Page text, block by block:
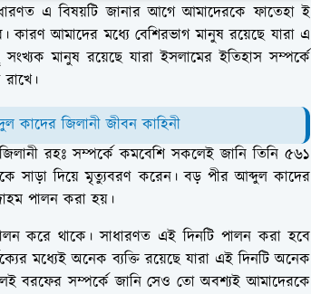
এ বিষয়টি জানার আগে আমাদেরকে ফাতেহা ই
কারণ আমাদের মধ্যে বেশিরভাগ মানুষ রয়েছে যারা এ
মানুষ রয়েছে যারা ইসলামের ইতিহাস সম্পর্কে
জিলানী জীবন কাহিনী
রহঃ সম্পর্কে কমবেশি সকলেই জানি তিনি ৫৬১
সাড়া দিয়ে মৃত্যুবরণ করেন। বড় পীর আব্দুল কাদের
পালন করা হয়।
করে থাকে। সাধারণত এই দিনটি পালন করা হবে
মধ্যেই অনেক ব্যক্তি রয়েছে যারা এই দিনটি অনেক
বরফের সম্পর্কে জানি সেও তো অবশ্যই আমাদেরকে